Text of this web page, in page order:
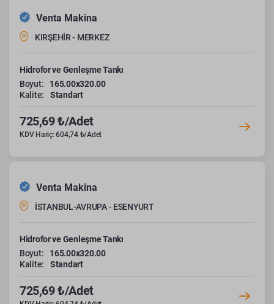
Venta Makina
KIRŞEHİR - MERKEZ
Hidrofor ve Genleşme Tankı
Boyut:
165.00x320.00
Kalite:
Standart
725,69 ₺/Adet
KDV Hariç: 604,74 ₺/Adet
Venta Makina
İSTANBUL-AVRUPA - ESENYURT
Hidrofor ve Genleşme Tankı
Boyut:
165.00x320.00
Kalite:
Standart
725,69 ₺/Adet